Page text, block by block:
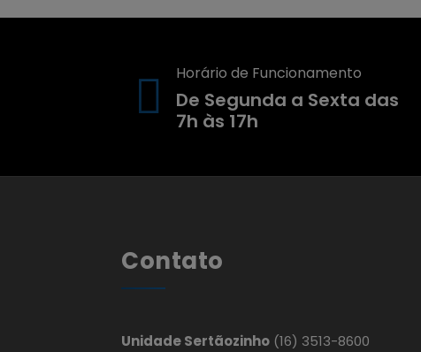
Horário de Funcionamento
De Segunda a Sexta das
7h às 17h
Contato
Unidade Sertãozinho (16) 3513-8600